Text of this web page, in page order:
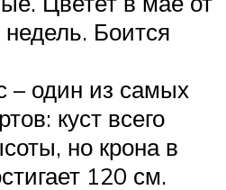
Боится
– один из самых
куст всего
но крона в
120 см.